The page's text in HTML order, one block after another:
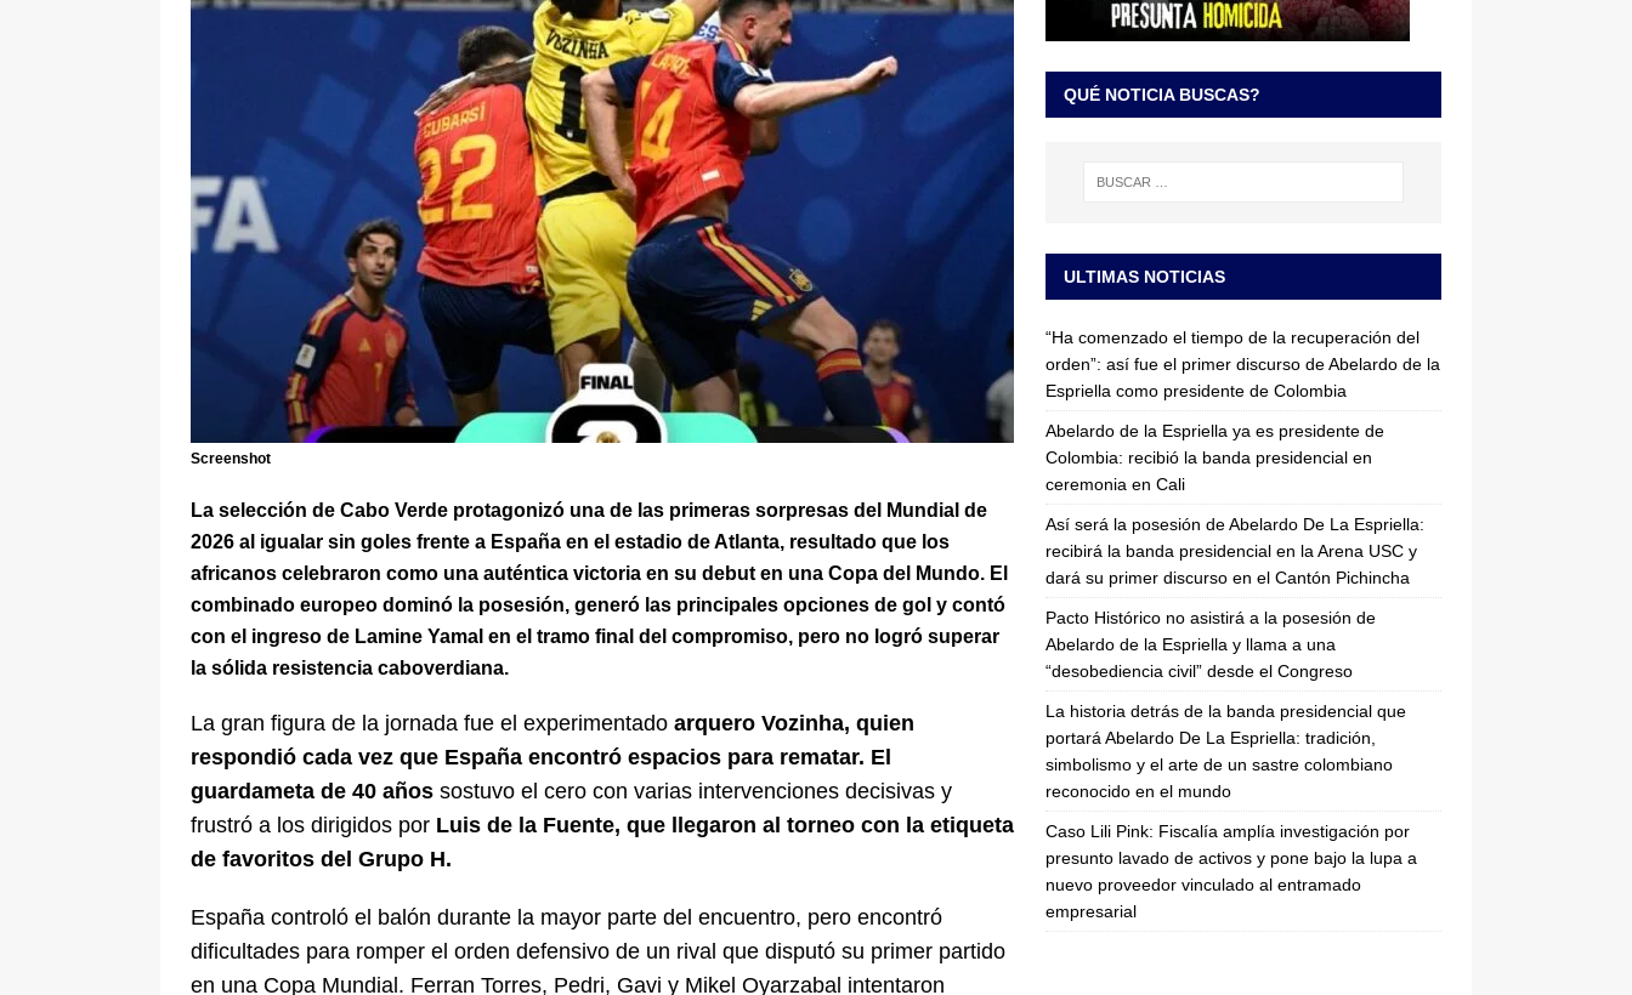
La historia detrás de la banda presidencial que portará Abelardo De La
Espriella: tradición, simbolismo y el arte de un sastre colombiano reconocido en el mundo
Screenshot
La selección de Cabo Verde protagonizó una de las primeras sorpresas del Mundial de
2026 al igualar sin goles frente a España en el estadio de Atlanta, resultado que los
africanos celebraron como una auténtica victoria en su debut en una Copa del Mundo. El
combinado europeo dominó la posesión, generó las principales opciones de gol y contó
con el ingreso de Lamine Yamal en el tramo final del compromiso, pero no logró superar
la sólida resistencia caboverdiana.
La gran figura de la jornada fue el experimentado arquero Vozinha, quien
respondió cada vez que España encontró espacios para rematar. El
guardameta de 40 años sostuvo el cero con varias intervenciones decisivas y
frustró a los dirigidos por Luis de la Fuente, que llegaron al torneo con la etiqueta
de favoritos del Grupo H.
España controló el balón durante la mayor parte del encuentro, pero encontró
dificultades para romper el orden defensivo de un rival que disputó su primer partido
en una Copa Mundial. Ferran Torres, Pedri, Gavi y Mikel Oyarzabal intentaron
QUÉ NOTICIA BUSCAS?
ULTIMAS NOTICIAS
“Ha comenzado el tiempo de la recuperación del
orden”: así fue el primer discurso de Abelardo de la
Espriella como presidente de Colombia
Abelardo de la Espriella ya es presidente de
Colombia: recibió la banda presidencial en
ceremonia en Cali
Así será la posesión de Abelardo De La Espriella:
recibirá la banda presidencial en la Arena USC y
dará su primer discurso en el Cantón Pichincha
Pacto Histórico no asistirá a la posesión de
Abelardo de la Espriella y llama a una
“desobediencia civil” desde el Congreso
La historia detrás de la banda presidencial que
portará Abelardo De La Espriella: tradición,
simbolismo y el arte de un sastre colombiano
reconocido en el mundo
Caso Lili Pink: Fiscalía amplía investigación por
presunto lavado de activos y pone bajo la lupa a
nuevo proveedor vinculado al entramado
empresarial